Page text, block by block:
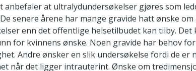
anbefaler at ultralydundersøkelser gjøres som
senere årene har mange gravide hatt ønske
enn det offentlige helsetilbudet kan tilby.
for kvinnens ønske. Noen gravide har behov
Andre ønsker en slik undersøkelse fordi de
når det ligger intrauterint. Ønske om